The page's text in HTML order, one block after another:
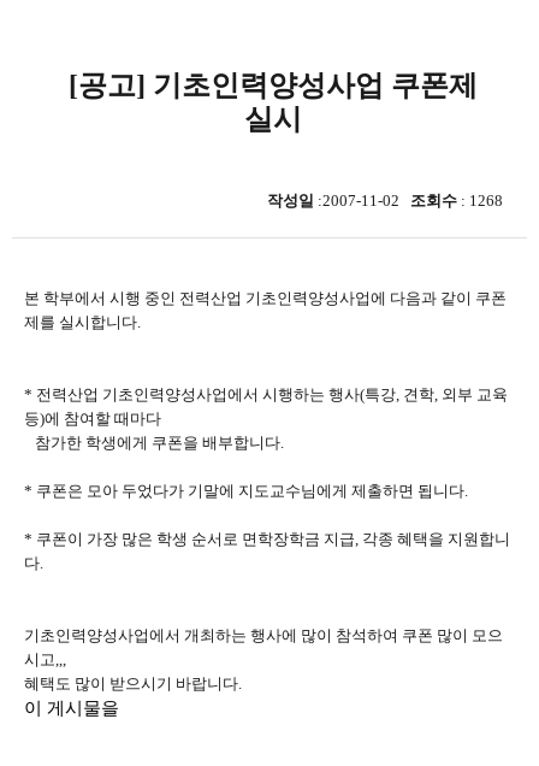
[공고] 기초인력양성사업 쿠폰제
실시
작성일 :2007-11-02 조회수 : 1268
본 학부에서 시행 중인 전력산업 기초인력양성사업에 다음과 같이 쿠폰
제를 실시합니다.
* 전력산업 기초인력양성사업에서 시행하는 행사(특강, 견학, 외부 교육
등)에 참여할 때마다
참가한 학생에게 쿠폰을 배부합니다.
* 쿠폰은 모아 두었다가 기말에 지도교수님에게 제출하면 됩니다.
* 쿠폰이 가장 많은 학생 순서로 면학장학금 지급, 각종 혜택을 지원합니
다.
기초인력양성사업에서 개최하는 행사에 많이 참석하여 쿠폰 많이 모으
시고,,,
혜택도 많이 받으시기 바랍니다.
이 게시물을